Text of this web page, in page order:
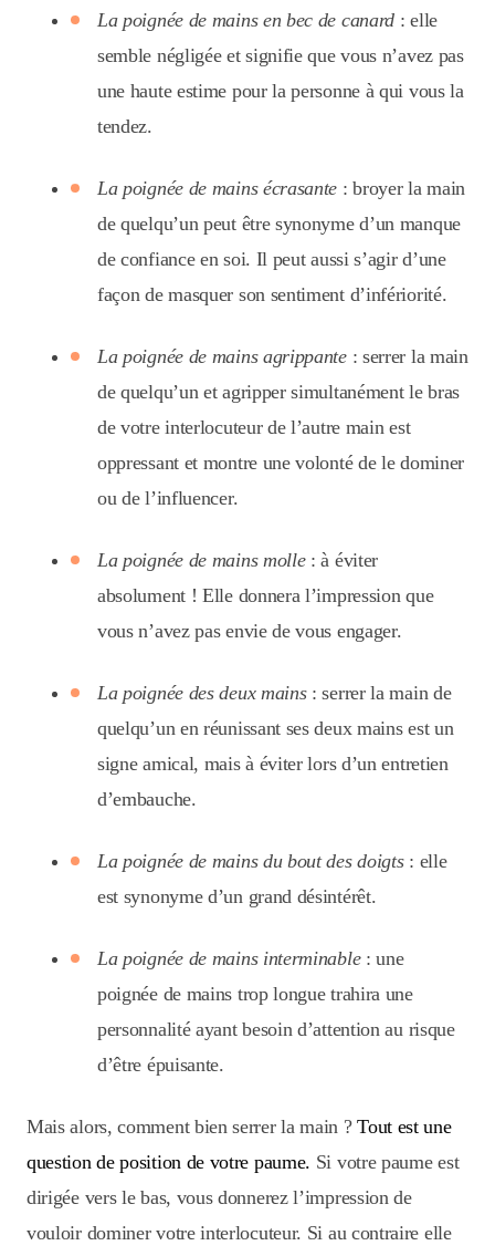
La poignée de mains en bec de canard : elle
semble négligée et signifie que vous n’avez pas
une haute estime pour la personne à qui vous la
tendez.
La poignée de mains écrasante : broyer la main
de quelqu’un peut être synonyme d’un manque
de confiance en soi. Il peut aussi s’agir d’une
façon de masquer son sentiment d’infériorité.
La poignée de mains agrippante: serrer la main
de quelqu’un et agripper simultanément le bras
de votre interlocuteur de l’autre main est
oppressant et montre une volonté de le dominer
ou de l’influencer.
La poignée de mains molle: à éviter
absolument ! Elle donnera l’impression que
vous n’avez pas envie de vous engager.
La poignée des deux mains: serrer la main de
quelqu’un en réunissant ses deux mains est un
signe amical, mais à éviter lors d’un entretien
d’embauche.
La poignée de mains du bout des doigts: elle
est synonyme d’un grand désintérêt.
La poignée de mains interminable: une
poignée de mains trop longue trahira une
personnalité ayant besoin d’attention au risque
d’être épuisante.
Mais alors, comment bien serrer la main ?Tout est une
question de position de votre paume. Si votre paume est
dirigée vers le bas, vous donnerez l’impression de
vouloir dominer votre interlocuteur. Si au contraire elle